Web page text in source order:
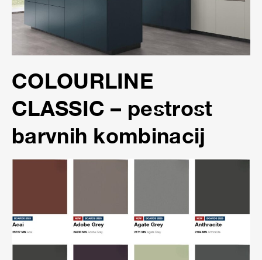
COLOURLINE
CLASSIC – pestrost
barvnih kombinacij